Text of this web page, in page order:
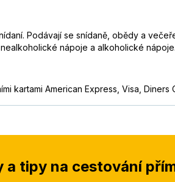
Podávají se snídaně, obědy a
nápoje a alkoholické nápoje.
kartami American Express, Visa, Diners
a tipy na cestování